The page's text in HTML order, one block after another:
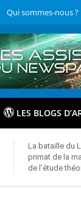
Qui sommes-nous ?
LES BLOGS
La bataille du
primat de la
de l’étude